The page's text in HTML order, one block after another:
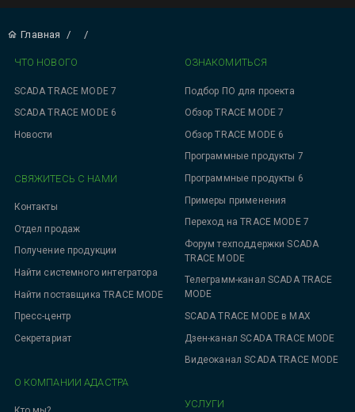
Главная / /
ЧТО НОВОГО
SCADA TRACE MODE 7
SCADA TRACE MODE 6
Новости
ОЗНАКОМИТЬСЯ
Подбор ПО для проекта
Обзор TRACE MODE 7
Обзор TRACE MODE 6
Программные продукты 7
Программные продукты 6
Примеры применения
Переход на TRACE MODE 7
Форум техподдержки SCADA
TRACE MODE
Телеграмм-канал SCADA TRACE
MODE
SCADA TRACE MODE в MAX
Дзен-канал SCADA TRACE MODE
Видеоканал SCADA TRACE MODE
УСЛУГИ
СВЯЖИТЕСЬ С НАМИ
Контакты
Отдел продаж
Получение продукции
Найти системного интегратора
Найти поставщика TRACE MODE
Пресс-центр
Секретариат
О КОМПАНИИ АДАСТРА